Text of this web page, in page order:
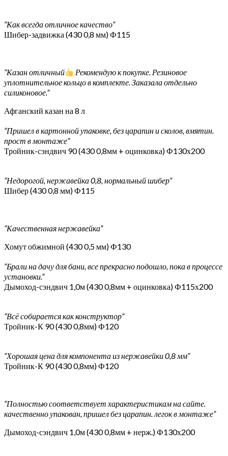
“Как всегда отличное качество”
Шибер-задвижка (430 0,8 мм) Ф115
“Казан отличный
Рекомендую к покупке. Резиновое
уплотнительное кольцо в комплекте. Заказала отдельно
силиконовое.”
Афганский казан на 8 л
“Пришел в картонной упаковке, без царапин и сколов, вмятин.
прост в монтаже”
Тройник-сэндвич 90 (430 0,8мм + оцинковка) Ф130х200
“Недорогой, нержавейка 0,8, нормальный шибер”
Шибер (430 0,8 мм) Ф115
“Качественная нержавейка”
Хомут обжимной (430 0,5 мм) Ф130
“Брали на дачу для бани, все прекрасно подошло, пока в процессе
установки.”
Дымоход-сэндвич 1,0м (430 0,8мм + оцинковка) Ф115х200
“Всё собирается как конструктор”
Тройник-К 90 (430 0,8мм) Ф120
“Хорошая цена для компонента из нержавейки 0,8 мм”
Тройник-К 90 (430 0,8мм) Ф120
“Полностью соответствует характеристикам на сайте.
качественно упакован, пришел без царапин. легок в монтаже”
Дымоход-сэндвич 1,0м (430 0,8мм + нерж.) Ф130х200